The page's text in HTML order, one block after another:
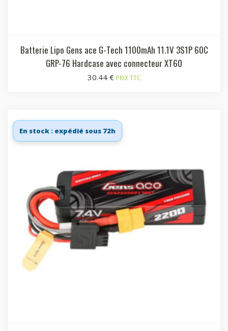
Batterie Lipo Gens ace G-Tech 1100mAh 11.1V 3S1P 60C
GRP-76 Hardcase avec connecteur XT60
30.44 € PRIX TTC
En stock : expédié sous 72h